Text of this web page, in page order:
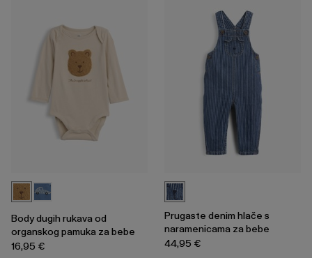
Body dugih rukava od
organskog pamuka za bebe
16,95 €
Prugaste denim hlače s
naramenicama za bebe
44,95 €